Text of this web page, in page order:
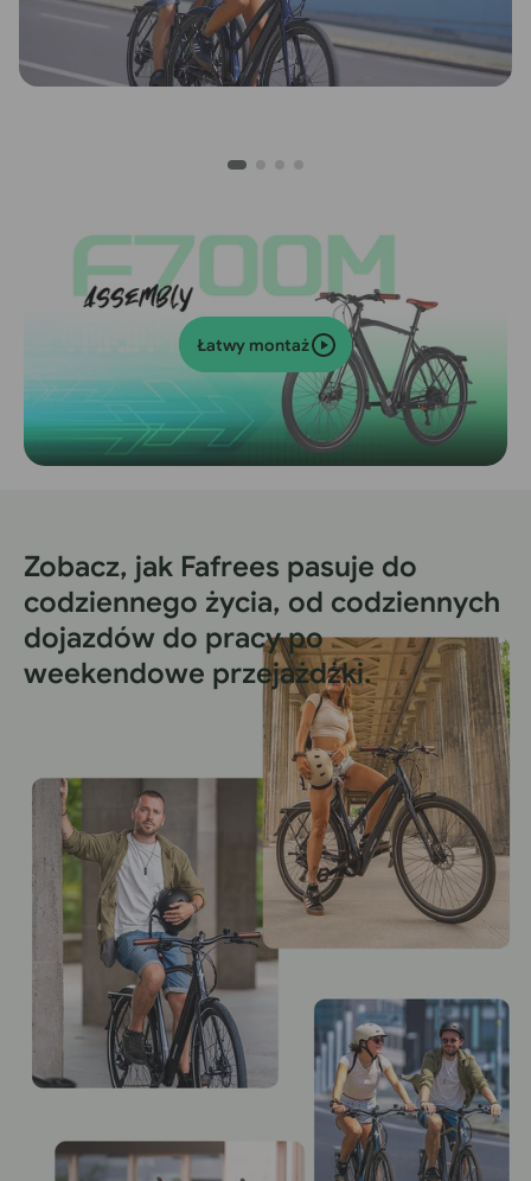
Łatwy montaż
Zobacz, jak Fafrees pasuje do
codziennego życia, od codziennych
dojazdów do pracy po
weekendowe przejażdżki.